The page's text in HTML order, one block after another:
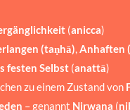
(anicca)
(taṇhā),Anhaften
festen Selbst(anattā)
zu einem Zustand von
– genannt Nirwana (